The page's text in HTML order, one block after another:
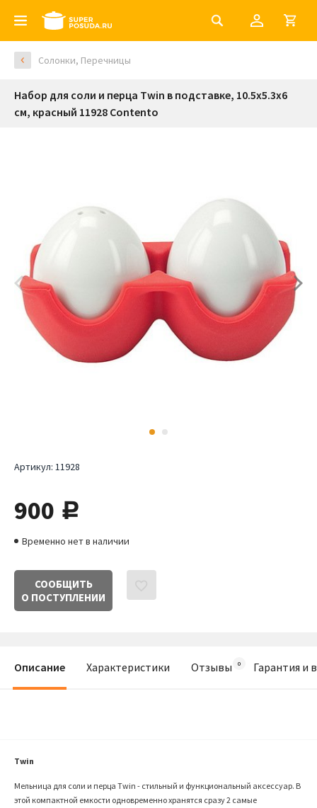
Солонки, Перечницы
Набор для соли и перца Twin в подставке, 10.5x5.3x6
см, красный 11928 Contento
Артикул: 11928
900 руб.
Временно нет в наличии
СООБЩИТЬ
О ПОСТУПЛЕНИИ
Описание Характеристики Отзывы Гарантия и
Twin
Мельница для соли и перца Twin - стильный и функциональный аксессуар. В
этой компактной емкости одновременно хранятся сразу 2 самые